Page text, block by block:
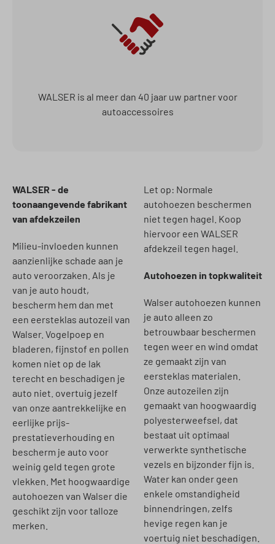
WALSER is al meer dan 40 jaar uw partner voor
autoaccessoires
WALSER - de
toonaangevende fabrikant
van afdekzeilen
Milieu-invloeden kunnen
aanzienlijke schade aan je
auto veroorzaken. Als je
van je auto houdt,
bescherm hem dan met
een eersteklas autozeil van
Walser. Vogelpoep en
bladeren, fijnstof en pollen
komen niet op de lak
terecht en beschadigen je
auto niet. overtuig jezelf
van onze aantrekkelijke en
eerlijke prijs-
prestatieverhouding en
bescherm je auto voor
weinig geld tegen grote
vlekken. Met hoogwaardige
autohoezen van Walser die
geschikt zijn voor talloze
merken.
Let op: Normale
autohoezen beschermen
niet tegen hagel. Koop
hiervoor een WALSER
afdekzeil tegen hagel.
Autohoezen in topkwaliteit
Walser autohoezen kunnen
je auto alleen zo
betrouwbaar beschermen
tegen weer en wind omdat
ze gemaakt zijn van
eersteklas materialen.
Onze autozeilen zijn
gemaakt van hoogwaardig
polyesterweefsel, dat
bestaat uit optimaal
verwerkte synthetische
vezels en bijzonder fijn is.
Water kan onder geen
enkele omstandigheid
binnendringen, zelfs
hevige regen kan je
voertuig niet beschadigen.